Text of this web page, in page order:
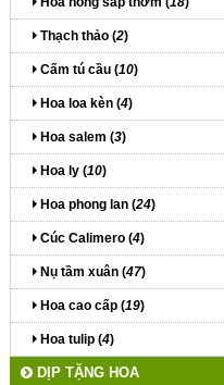
Thạch thảo (2)
Cấm tú cầu (10)
Hoa loa kèn (4)
Hoa salem (3)
Hoa ly (10)
Hoa phong lan (24)
Cúc Calimero (4)
Nụ tầm xuân (47)
Hoa cao cấp (19)
Hoa tulip (4)
DỊP TẶNG HOA